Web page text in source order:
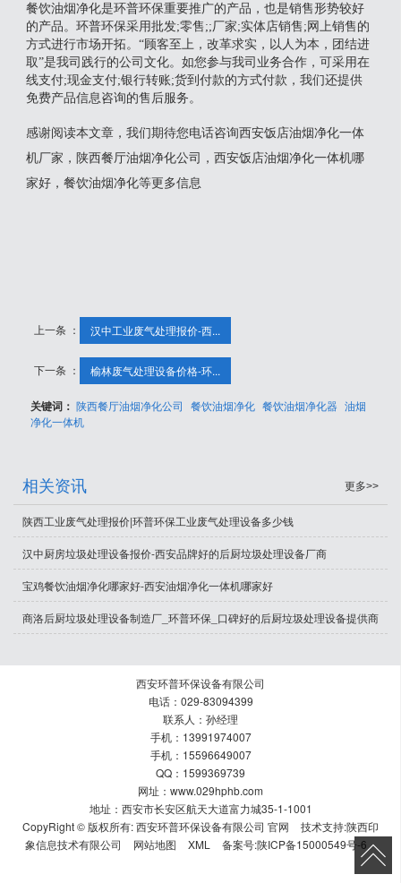
餐饮油烟净化是环普环保重要推广的产品，也是销售形势较好
的产品。环普环保采用批发;零售;;厂家;实体店销售;网上销售的
方式进行市场开拓。“顾客至上，改革求实，以人为本，团结进
取”是我司践行的公司文化。如您参与我司业务合作，可采用在
线支付;现金支付;银行转账;货到付款的方式付款，我们还提供
免费产品信息咨询的售后服务。
感谢阅读本文章，我们期待您电话咨询西安饭店油烟净化一体
机厂家，陕西餐厅油烟净化公司，西安饭店油烟净化一体机哪
家好，餐饮油烟净化等更多信息
上一条 ： 汉中工业废气处理报价-西...
下一条 ： 榆林废气处理设备价格-环...
关键词：陕西餐厅油烟净化公司 餐饮油烟净化 餐饮油烟净化器 油烟
净化一体机
相关资讯 更多>>
陕西工业废气处理报价|环普环保工业废气处理设备多少钱
汉中厨房垃圾处理设备报价-西安品牌好的后厨垃圾处理设备厂商
宝鸡餐饮油烟净化哪家好-西安油烟净化一体机哪家好
商洛后厨垃圾处理设备制造厂_环普环保_口碑好的后厨垃圾处理设备提供商
西安环普环保设备有限公司
电话：029-83094399
联系人：孙经理
手机：13991974007
手机：15596649007
QQ：1599369739
网址：www.029hphb.com
地址：西安市长安区航天大道富力城35-1-1001
CopyRight © 版权所有:西安环普环保设备有限公司 官网 技术支持:陕西印
象信息技术有限公司
网站地图 XML 备案号:陕ICP备15000549号-6